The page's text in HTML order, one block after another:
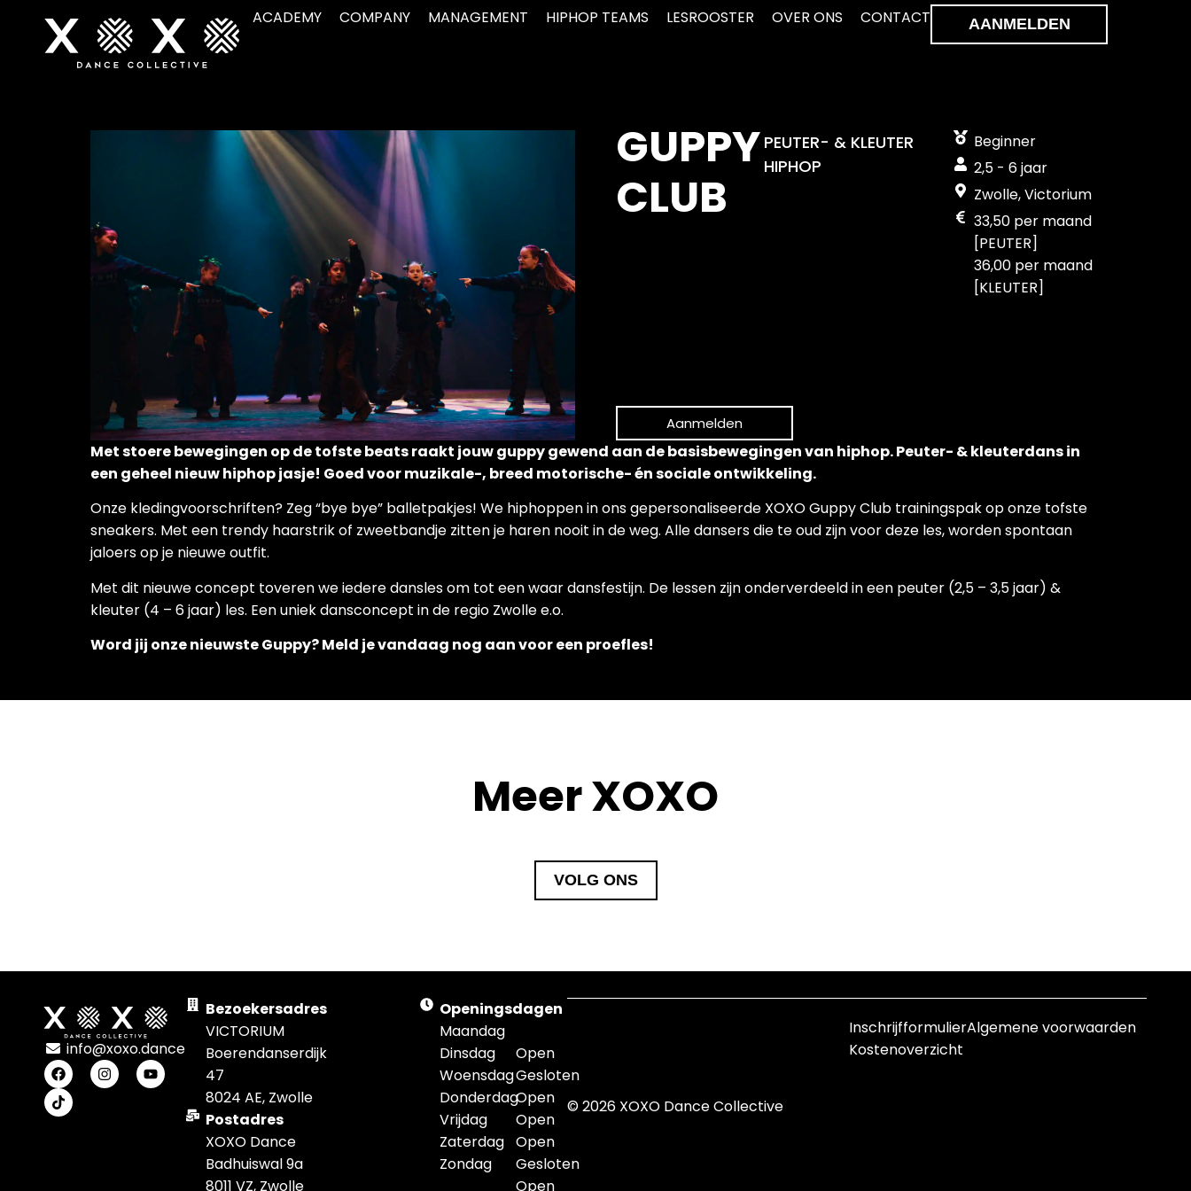
ACADEMY COMPANY MANAGEMENT HIPHOP TEAMS LESROOSTER OVER ONS CONTACT AANMELDEN
GUPPY
CLUB
PEUTER- & KLEUTER
HIPHOP
Beginner
2,5 - 6 jaar
Zwolle, Victorium
33,50 per maand
[PEUTER]
36,00 per maand
[KLEUTER]
Aanmelden
Met stoere bewegingen op de tofste beats raakt jouw guppy gewend aan de basisbewegingen van hiphop. Peuter- & kleuterdans in
een geheel nieuw hiphop jasje! Goed voor muzikale-, breed motorische- én sociale ontwikkeling.
Onze kledingvoorschriften? Zeg “bye bye” balletpakjes! We hiphoppen in ons gepersonaliseerde XOXO Guppy Club trainingspak op onze tofste
sneakers. Met een trendy haarstrik of zweetbandje zitten je haren nooit in de weg. Alle dansers die te oud zijn voor deze les, worden spontaan
jaloers op je nieuwe outfit.
Met dit nieuwe concept toveren we iedere dansles om tot een waar dansfestijn. De lessen zijn onderverdeeld in een peuter (2,5 – 3,5 jaar) &
kleuter (4 – 6 jaar) les. Een uniek dansconcept in de regio Zwolle e.o.
Word jij onze nieuwste Guppy? Meld je vandaag nog aan voor een proefles!
Meer XOXO
VOLG ONS
info@xoxo.dance
Bezoekersadres
VICTORIUM
Boerendanserdijk
47
8024 AE, Zwolle
Postadres
XOXO Dance
Badhuiswal 9a
8011 VZ, Zwolle
Openingsdagen
Maandag
Dinsdag
Woensdag
Donderdag
Vrijdag
Zaterdag
Zondag
Lorem
Open
Gesloten
Open
Open
Open
Gesloten
Open
© 2026 XOXO Dance Collective
InschrijfformulierAlgemene voorwaarden
Kostenoverzicht